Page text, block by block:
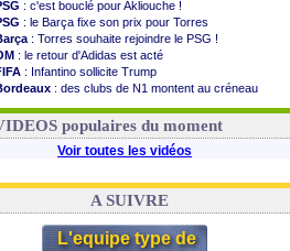
: c'est bouclé pour Akliouche !
: le Barça fixe son prix pour Torres
: Torres souhaite rejoindre le PSG !
: le retour d'Adidas est acté
: Infantino sollicite Trump
: des clubs de N1 montent au créneau
: le démenti de Leipzig pour Diomandé
populaires du moment
Voir toutes les vidéos
A SUIVRE
L'equipe type de